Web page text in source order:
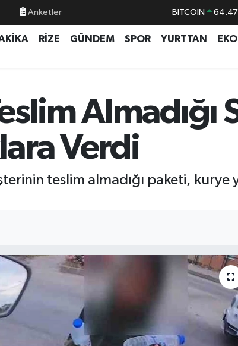
Anketler BITCOIN
DOLAR
GRAM ALTIN
BİST100
RİZE GÜNDEM SPOR YURTTAN
Almadığı
Verdi
teslim almadığı paketi, kurye